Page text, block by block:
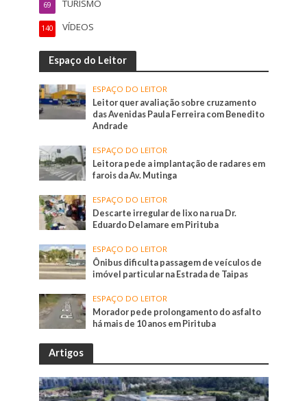
TURISMO
69
VÍDEOS
140
Espaço do Leitor
ESPAÇO DO LEITOR
Leitor quer avaliação sobre cruzamento
das Avenidas Paula Ferreira com Benedito
Andrade
ESPAÇO DO LEITOR
Leitora pede a implantação de radares em
farois da Av. Mutinga
ESPAÇO DO LEITOR
Descarte irregular de lixo na rua Dr.
Eduardo Delamare em Pirituba
ESPAÇO DO LEITOR
Ônibus dificulta passagem de veículos de
imóvel particular na Estrada de Taipas
ESPAÇO DO LEITOR
Morador pede prolongamento do asfalto
há mais de 10 anos em Pirituba
Artigos